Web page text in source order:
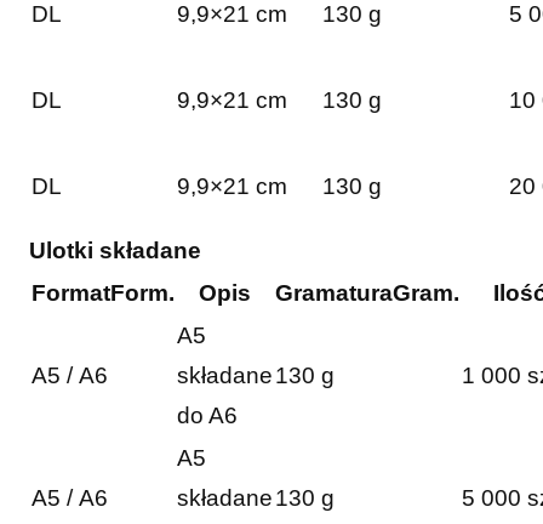
DL 9,9×21 cm 130 g 5
DL 9,9×21 cm 130 g 10
DL 9,9×21 cm 130 g 20
Ulotki składane
FormatForm. Opis GramaturaGram.
A5 / A6
A5
składane
do A6
130 g 1 000
A5 / A6
A5
składane130 g 5 000